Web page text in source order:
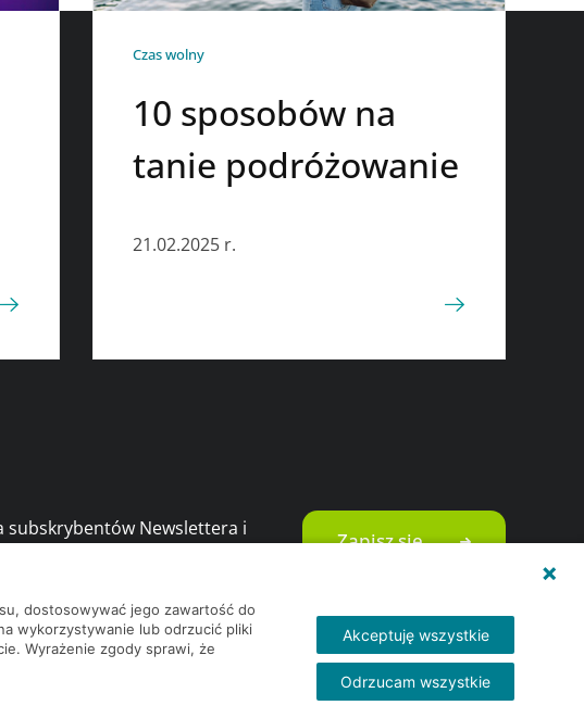
Czas wolny
10 sposobów na
tanie podróżowanie
21.02.2025 r.
subskrybentów Newslettera i
Zapisz się
Credit Agricole Bank Polska S.A. Wszelkie prawa
dostosowywać jego zawartość do
wykorzystywanie lub odrzucić pliki
Wyrażenie zgody sprawi, że
Akceptuję wszystkie
Odrzucam wszystkie